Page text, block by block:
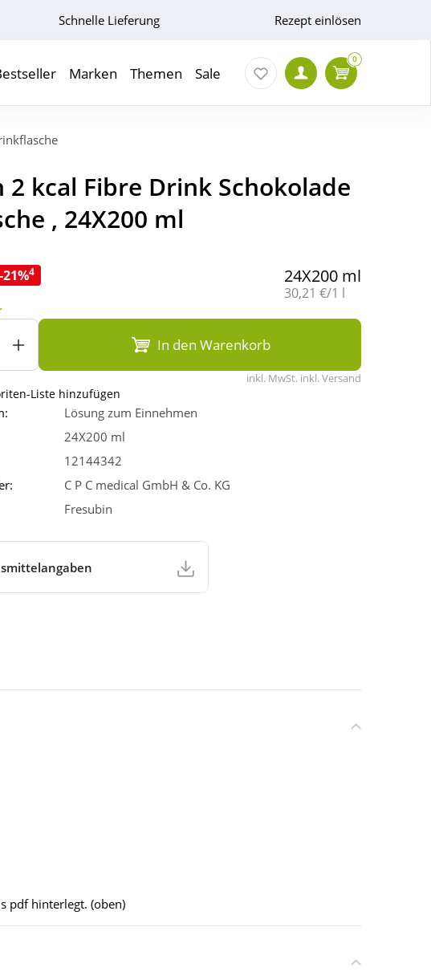
Schnelle Lieferung Rezept einlösen
Marken Themen Sale
0
2 kcal Fibre Drink Schokolade
, 24X200 ml
-21%4 24X200 ml
Grundpreis:
30,21 €/1 l
In den Warenkorb
inkl. MwSt. inkl. Versand
Liste hinzufügen
Lösung zum Einnehmen
24X200 ml
12144342
C P C medical GmbH & Co. KG
Fresubin
pdf hinterlegt. (oben)